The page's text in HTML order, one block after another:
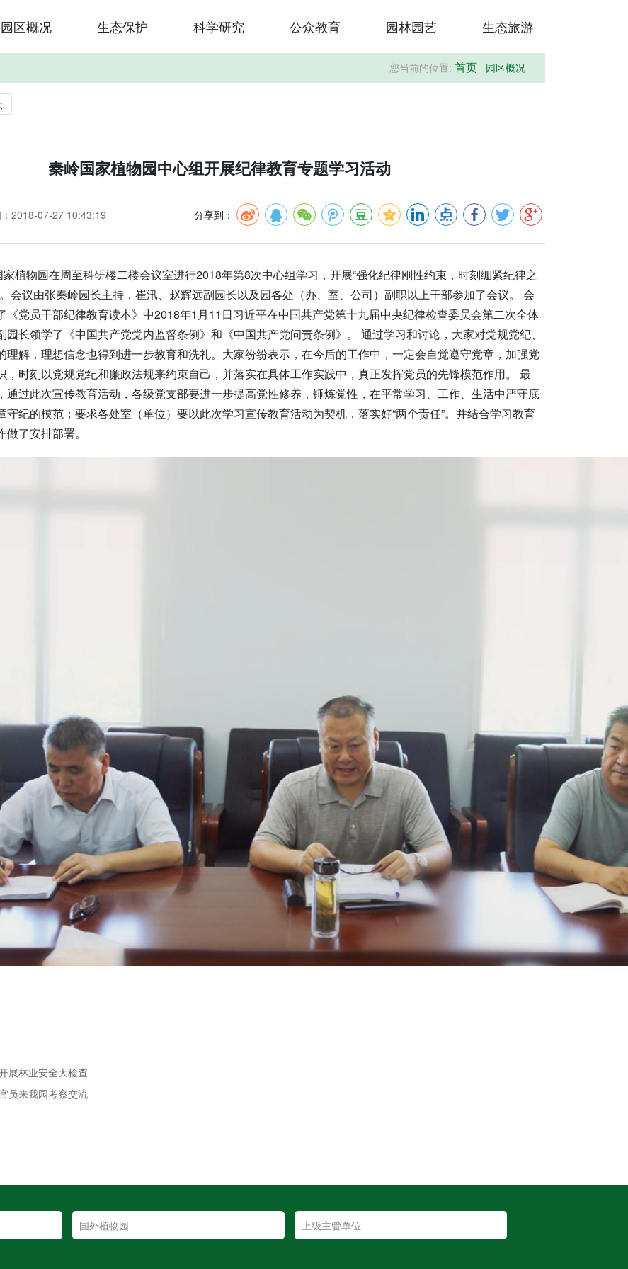
园区概况 生态保护 科学研究 公众教育 园林园艺 生态旅游
您当前的位置: 首页– 园区概况–
秦岭国家植物园中心组开展纪律教育专题学习活动
2018-07-27 10:43:19 分享到：
植物园在周至科研楼二楼会议室进行2018年第8次中心组学习，开展“强化纪律刚性约束，时刻绷紧纪律之
会议由张秦岭园长主持，崔汛、赵辉远副园长以及园各处（办、室、公司）副职以上干部参加了会议。 会
《党员干部纪律教育读本》中2018年1月11日习近平在中国共产党第十九届中央纪律检查委员会第二次全体
园长领学了《中国共产党党内监督条例》和《中国共产党问责条例》。 通过学习和讨论，大家对党规党纪、
理解，理想信念也得到进一步教育和洗礼。大家纷纷表示，在今后的工作中，一定会自觉遵守党章，加强党
，时刻以党规党纪和廉政法规来约束自己，并落实在具体工作实践中，真正发挥党员的先锋模范作用。 最
通过此次宣传教育活动，各级党支部要进一步提高党性修养，锤炼党性，在平常学习、工作、生活中严守底
守纪的模范；要求各处室（单位）要以此次学习宣传教育活动为契机，落实好“两个责任”。并结合学习教育
了安排部署。
展林业安全大检查
员来我园考察交流